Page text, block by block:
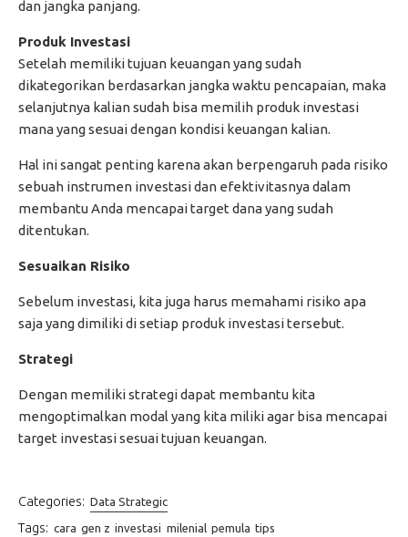
dan jangka panjang.
Produk Investasi
Setelah memiliki tujuan keuangan yang sudah
dikategorikan berdasarkan jangka waktu pencapaian, maka
selanjutnya kalian sudah bisa memilih produk investasi
mana yang sesuai dengan kondisi keuangan kalian.
Hal ini sangat penting karena akan berpengaruh pada risiko
sebuah instrumen investasi dan efektivitasnya dalam
membantu Anda mencapai target dana yang sudah
ditentukan.
Sesuaikan Risiko
Sebelum investasi, kita juga harus memahami risiko apa
saja yang dimiliki di setiap produk investasi tersebut.
Strategi
Dengan memiliki strategi dapat membantu kita
mengoptimalkan modal yang kita miliki agar bisa mencapai
target investasi sesuai tujuan keuangan.
Categories: Data Strategic
Tags: cara gen z investasi milenial pemula tips